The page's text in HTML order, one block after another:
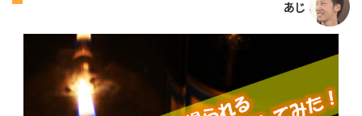
あじ